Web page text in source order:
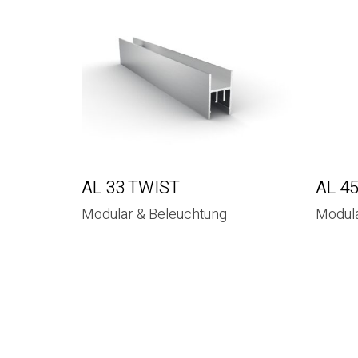
AL 33 TWIST
Modular & Beleuchtung
AL